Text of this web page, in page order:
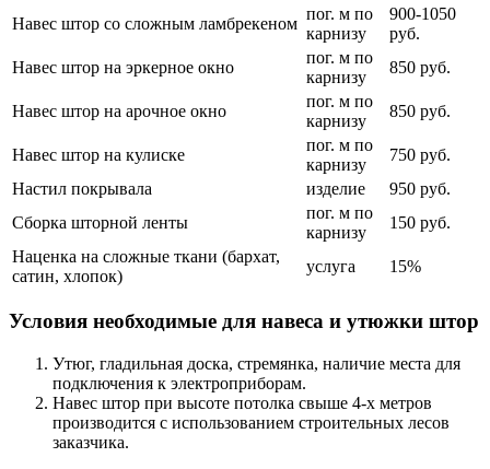
Навес штор со сложным ламбрекеном
пог. м по
карнизу
900-1050
руб.
Навес штор на эркерное окно
пог. м по
карнизу
850 руб.
Навес штор на арочное окно
пог. м по
карнизу
850 руб.
Навес штор на кулиске
пог. м по
карнизу
750 руб.
Настил покрывала
изделие
950 руб.
Сборка шторной ленты
пог. м по
карнизу
150 руб.
Наценка на сложные ткани (бархат,
сатин, хлопок)
услуга 15%
Условия необходимые для навеса и утюжки штор
Утюг, гладильная доска, стремянка, наличие места для
подключения к электроприборам.
Навес штор при высоте потолка свыше 4-х метров
производится с использованием строительных лесов
заказчика.